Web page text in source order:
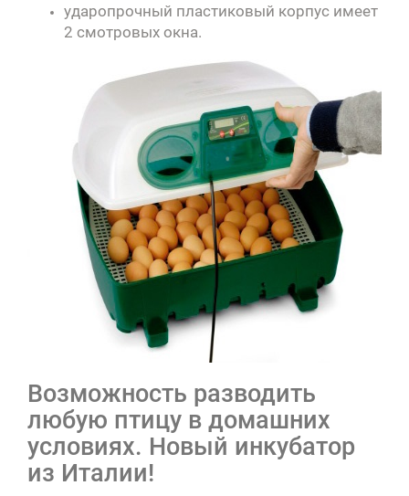
ударопрочный пластиковый корпус имеет
2 смотровых окна.
Возможность разводить
любую птицу в домашних
условиях. Новый инкубатор
из Италии!